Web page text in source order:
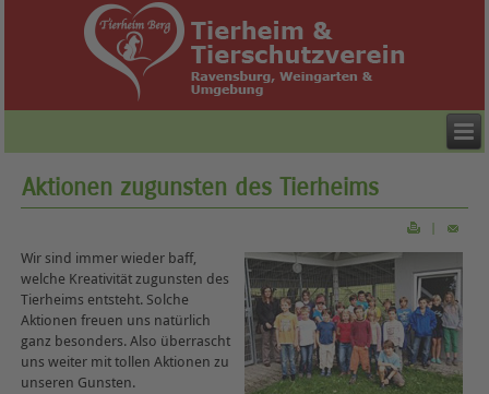
Aktionen zugunsten des Tierheims
|
Wir sind immer wieder baff,
welche Kreativität zugunsten des
Tierheims entsteht. Solche
Aktionen freuen uns natürlich
ganz besonders. Also überrascht
uns weiter mit tollen Aktionen zu
unseren Gunsten.